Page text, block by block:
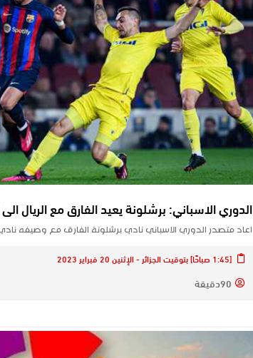
الدوري الاسباني: برشلونة يعيد الفارق مع الريال
اعاد متصدر ​الدوري الاسباني​ نادي ​برشلونة​ الفارق مع وصيفه
[1:45 صباحًا] بتوقيت الجزائر - الإثنين 20 فبراير 2023
90دقيقة